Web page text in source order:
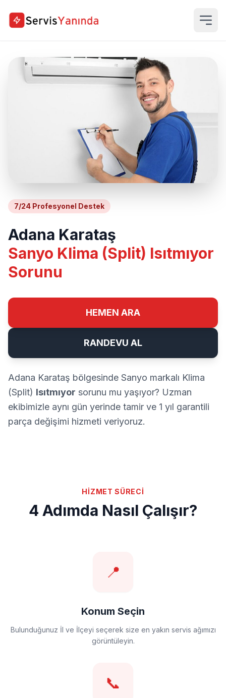
7/24 Profesyonel Destek
Adana Karataş
Sanyo Klima (Split) Isıtmıyor
Sorunu
HEMEN ARA
RANDEVU AL
Adana Karataş bölgesinde Sanyo markalı Klima
(Split) Isıtmıyor sorunu mu yaşıyor? Uzman
ekibimizle aynı gün yerinde tamir ve 1 yıl garantili
parça değişimi hizmeti veriyoruz.
HİZMET SÜRECİ
4 Adımda Nasıl Çalışır?
📍
Konum Seçin
Bulunduğunuz İl ve İlçeyi seçerek size en yakın servis ağımızı
görüntüleyin.
📞